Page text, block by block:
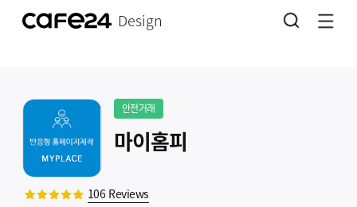
Design
안전거래
마이홈피
106 Reviews